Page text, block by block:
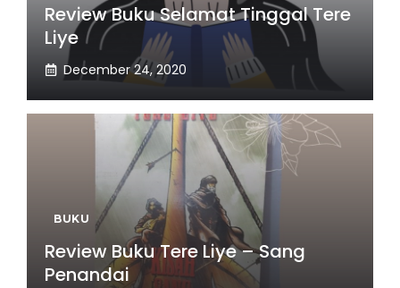
Review Buku Selamat Tinggal Tere
Liye
December 24, 2020
BUKU
Review Buku Tere Liye – Sang
Penandai